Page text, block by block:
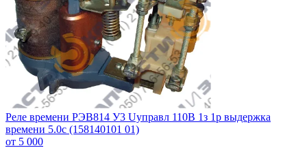
Реле времени РЭВ814 У3 Uуправл 110В 1з 1р выдержка
времени 5.0с (158140101 01)
от 5 000